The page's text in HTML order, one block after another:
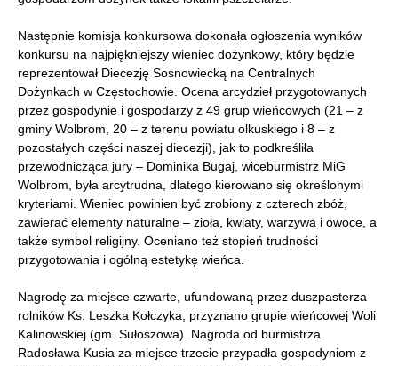
Następnie komisja konkursowa dokonała ogłoszenia wyników
konkursu na najpiękniejszy wieniec dożynkowy, który będzie
reprezentował Diecezję Sosnowiecką na Centralnych
Dożynkach w Częstochowie. Ocena arcydzieł przygotowanych
przez gospodynie i gospodarzy z 49 grup wieńcowych (21 – z
gminy Wolbrom, 20 – z terenu powiatu olkuskiego i 8 – z
pozostałych części naszej diecezji), jak to podkreśliła
przewodnicząca jury – Dominika Bugaj, wiceburmistrz MiG
Wolbrom, była arcytrudna, dlatego kierowano się określonymi
kryteriami. Wieniec powinien być zrobiony z czterech zbóż,
zawierać elementy naturalne – zioła, kwiaty, warzywa i owoce, a
także symbol religijny. Oceniano też stopień trudności
przygotowania i ogólną estetykę wieńca.
Nagrodę za miejsce czwarte, ufundowaną przez duszpasterza
rolników Ks. Leszka Kołczyka, przyznano grupie wieńcowej Woli
Kalinowskiej (gm. Sułoszowa). Nagroda od burmistrza
Radosława Kusia za miejsce trzecie przypadła gospodyniom z